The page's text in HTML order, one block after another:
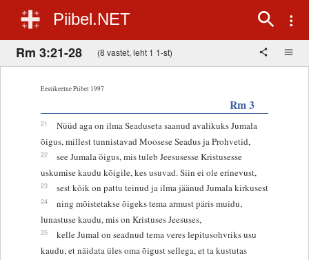
Piibel.NET
Rm 3:21-28 (8 vastet, leht 1 1-st)
Eestikeelne Piibel 1997
Rm 3
21
Nüüd aga on ilma Seaduseta saanud avalikuks Jumala
õigus, millest tunnistavad Moosese Seadus ja Prohvetid,
22
see Jumala õigus, mis tuleb Jeesusesse Kristusesse
uskumise kaudu kõigile, kes usuvad. Siin ei ole erinevust,
23 sest kõik on pattu teinud ja ilma jäänud Jumala kirkusest
24
ning mõistetakse õigeks tema armust päris muidu,
lunastuse kaudu, mis on Kristuses Jeesuses,
25
kelle Jumal on seadnud tema veres lepitusohvriks usu
kaudu, et näidata üles oma õigust sellega, et ta kustutas